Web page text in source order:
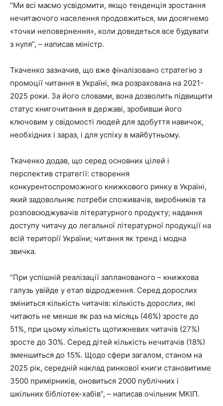
“Ми всі маємо усвідомити, якщо тенденція зростання
нечитаючого населення продовжиться, ми досягнемо
«точки неповернення», коли доведеться все будувати
з нуля”, – написав міністр.
Ткаченко зазначив, що вже фіналізовано стратегію з
промоції читання в Україні, яка розрахована на 2021-
2025 роки. За його словами, вона дозволить підвищити
статус книгочитання в державі, зробивши його
ключовим у свідомості людей для здобуття навичок,
необхідних і зараз, і для успіху в майбутньому.
Ткаченко додав, що серед основних цілей і
перспектив стратегії: створення
конкурентоспроможного книжкового ринку в Україні,
який задовольняє потреби споживачів, виробників та
розповсюджувачів літературного продукту; надання
доступу читачу до легальної літературної продукції на
всій території України; читання як тренд і модна
звичка.
“При успішній реалізації запланованого – книжкова
галузь увійде у етап відродження. Серед дорослих
зміниться кількість читачів: кількість дорослих, які
читають не менше як раз на місяць (46%) зросте до
51%, при цьому кількість щотижневих читачів (27%)
зросте до 30%. Серед дітей кількість нечитачів (18%)
зменшиться до 15%. Щодо сфери загалом, станом на
2025 рік, середній наклад ринкової книги становитиме
3500 примірників, оновиться 2000 публічних і
шкільних бібліотек-хабів”, – написав очільник МКІП.